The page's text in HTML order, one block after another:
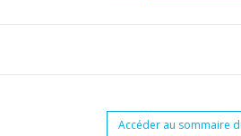
Accéder au sommaire